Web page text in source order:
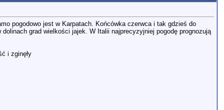
pogodowo jest w Karpatach. Końcówka czerwca i tak gdzieś do
grad wielkości jajek. W Italii najprecyzyjniej pogodę prognozują
i zginęły